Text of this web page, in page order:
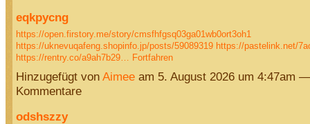
eqkpycng
https://open.firstory.me/story/cmsfhfgsq03ga01wb0ort3oh1
https://uknevuqafeng.shopinfo.jp/posts/59089319 https://pastelink.net/
https://rentry.co/a9ah7b29…
Fortfahren
Hinzugefügt von Aimeeam 5. August 2026 um 4:47am
Kommentare
odshszzy